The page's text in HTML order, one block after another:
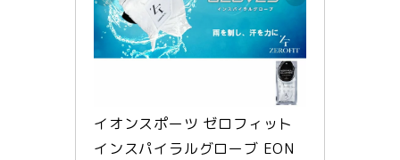
イオンスポーツ ゼロフィット
インスパイラルグローブ EON